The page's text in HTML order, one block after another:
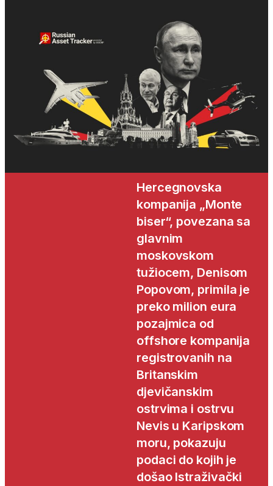
Hercegnovska
kompanija „Monte
biser“, povezana sa
glavnim
moskovskom
tužiocem, Denisom
Popovom, primila je
preko milion eura
pozajmica od
offshore kompanija
registrovanih na
Britanskim
djevičanskim
ostrvima i ostrvu
Nevis u Karipskom
moru, pokazuju
podaci do kojih je
došao Istraživački